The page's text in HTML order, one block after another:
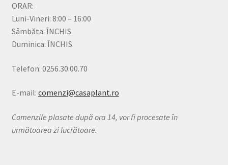
ORAR:
Luni-Vineri: 8:00 – 16:00
Sâmbăta: ÎNCHIS
Duminica: ÎNCHIS
Telefon: 0256.30.00.70
E-mail: comenzi@casaplant.ro
Comenzile plasate după ora 14, vor fi procesate în
următoarea zi lucrătoare.